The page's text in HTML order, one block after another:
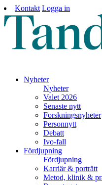
Kontakt Logga in
Nyheter
Nyheter
Valet 2026
Senaste nytt
Forskningsnyheter
Personnytt
Debatt
Ivo-fall
Fördjupning
Fördjupning
Karriär & porträtt
Metod, klinik &